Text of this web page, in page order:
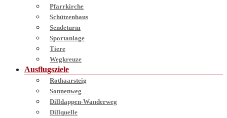
Pfarrkirche
Schützenhaus
Sendeturm
Sportanlage
Tiere
Wegkreuze
Ausflugsziele
Rothaarsteig
Sonnenweg
Dilldappen-Wanderweg
Dillquelle